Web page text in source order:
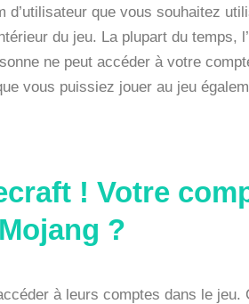
que vous souhaitez
du jeu. La plupart du temps,
ne peut accéder à votre
vous puissiez jouer au jeu
! Votre
?
à leurs comptes dans le jeu.